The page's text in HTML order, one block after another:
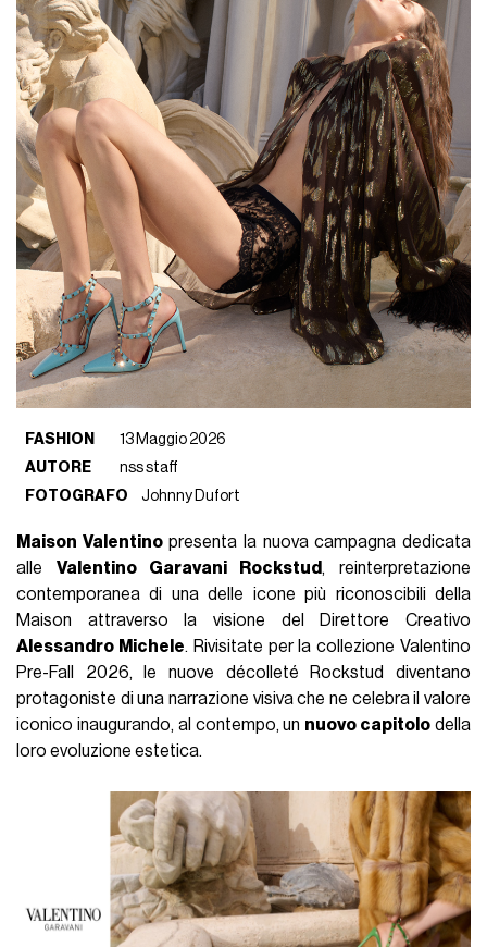
FASHION
13 Maggio 2026
AUTORE
nss staff
FOTOGRAFO
Johnny Dufort
Maison Valentinopresenta la nuova campagna dedicata
alle Valentino Garavani Rockstud, reinterpretazione
contemporanea di una delle icone più riconoscibili della
Maison attraverso la visione del Direttore Creativo
Alessandro Michele. Rivisitate per la collezione Valentino
Pre-Fall 2026, le nuove décolleté Rockstud diventano
protagoniste di una narrazione visiva che ne celebra il valore
iconico inaugurando, al contempo, un nuovo capitolo della
loro evoluzione estetica.